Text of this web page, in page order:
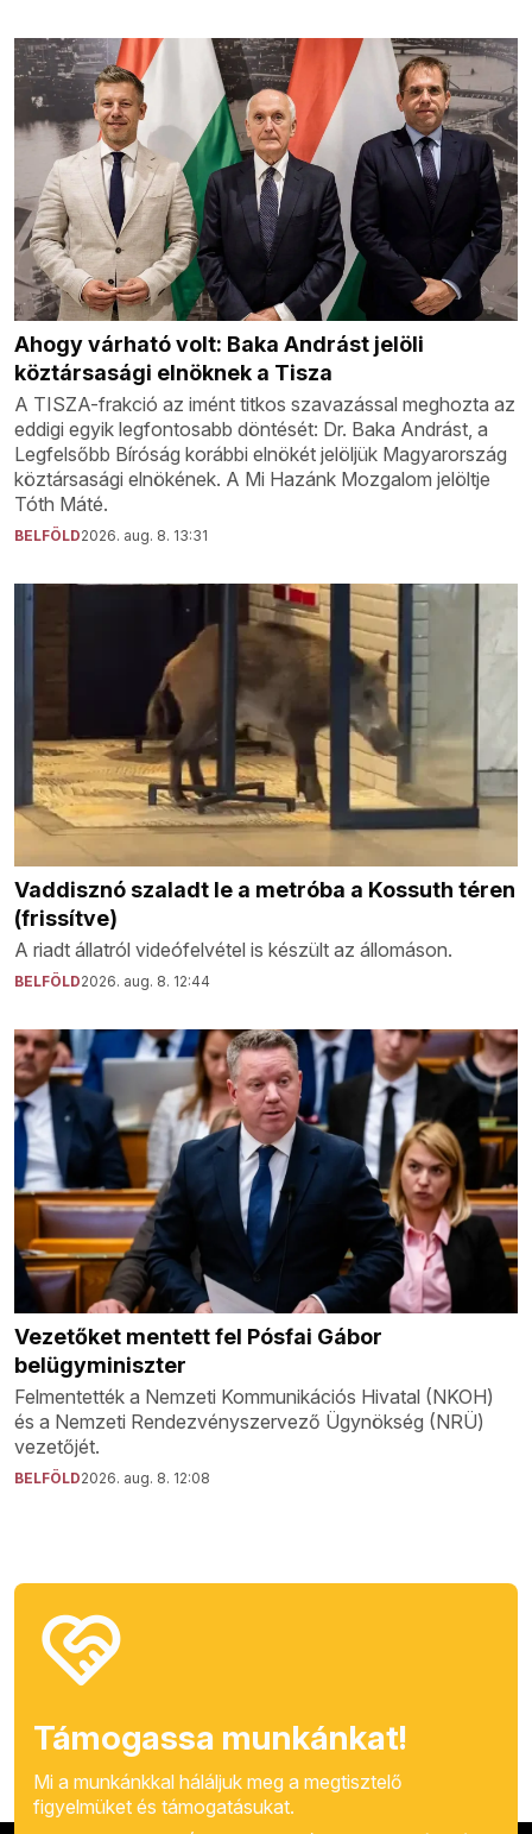
Ahogy várható volt: Baka Andrást jelöli
köztársasági elnöknek a Tisza
A TISZA-frakció az imént titkos szavazással meghozta az
eddigi egyik legfontosabb döntését: Dr. Baka Andrást, a
Legfelsőbb Bíróság korábbi elnökét jelöljük Magyarország
köztársasági elnökének. A Mi Hazánk Mozgalom jelöltje
Tóth Máté.
BELFÖLD2026. aug. 8. 13:31
Vaddisznó szaladt le a metróba a Kossuth téren
(frissítve)
A riadt állatról videófelvétel is készült az állomáson.
BELFÖLD2026. aug. 8. 12:44
Vezetőket mentett fel Pósfai Gábor
belügyminiszter
Felmentették a Nemzeti Kommunikációs Hivatal (NKOH)
és a Nemzeti Rendezvényszervező Ügynökség (NRÜ)
vezetőjét.
BELFÖLD2026. aug. 8. 12:08
Támogassa munkánkat!
Mi a munkánkkal háláljuk meg a megtisztelő
figyelmüket és támogatásukat.